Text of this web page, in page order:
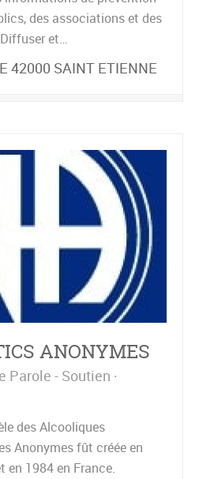
des associations et des
et…
42000 SAINT ETIENNE
ANONYMES
Parole - Soutien
des Alcooliques
Anonymes fût créée en
en 1984 en France.